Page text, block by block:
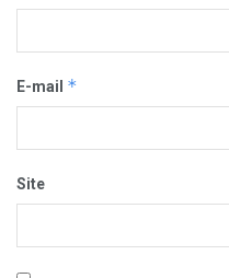
E-mail *
Site